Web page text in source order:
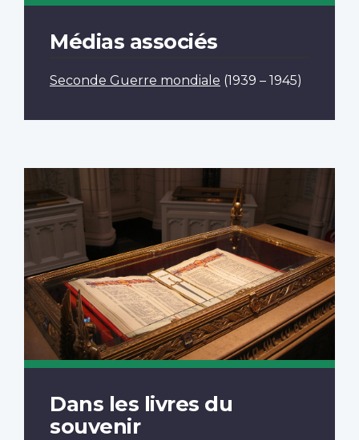
Médias associés
Seconde Guerre mondiale (1939 – 1945)
Dans les livres du
souvenir